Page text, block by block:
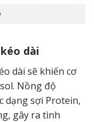
dài
dài sẽ khiến cơ
Nồng độ
dạng sợi Protein,
gây ra tình